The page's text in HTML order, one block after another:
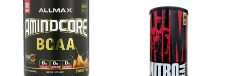
Nordic Naturals
NOW Foods
Nutrend
Olimp Sport Nutrition
Optimum Nutrition